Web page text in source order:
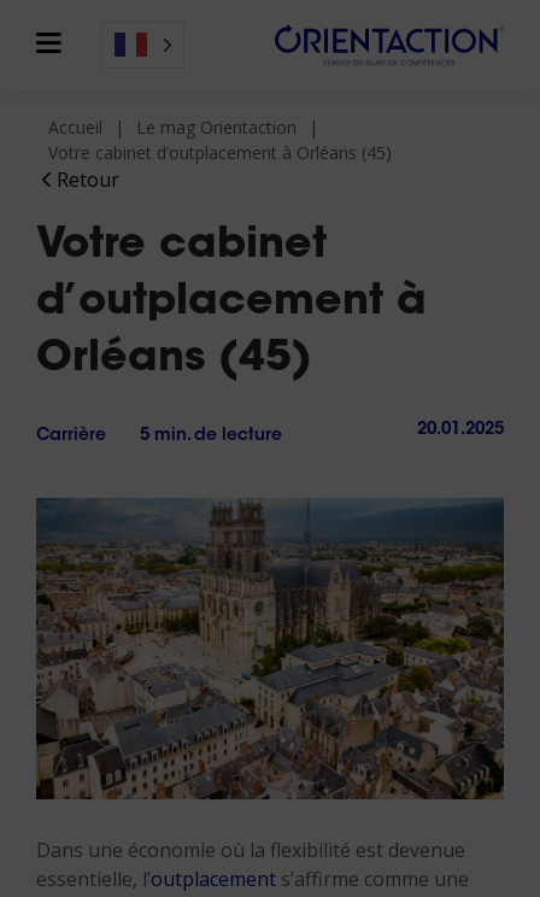
Retour
Accueil
Le mag Orientaction
Votre cabinet d’outplacement à Orléans (45)
Votre cabinet
d’outplacement à
Orléans (45)
Carrière 5 min. de lecture 20.01.2025
Dans une économie où la flexibilité est devenue
essentielle, l’outplacement s’affirme comme une